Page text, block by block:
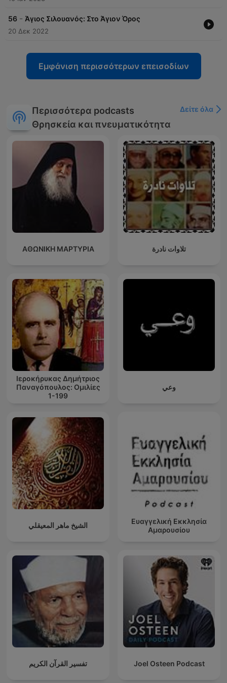
56 - Άγιος Σιλουανός: Στο Άγιον Όρος
20 Δεκ 2022
Εμφάνιση περισσότερων επεισοδίων
Περισσότερα podcasts
Θρησκεία και πνευματικότητα
Δείτε όλα
ΑΘΩΝΙΚΗ ΜΑΡΤΥΡΙΑ تلاوات نادرة
Ιεροκήρυκας Δημήτριος
Παναγόπουλος: Ομιλίες
1-199
وعي
الشيخ ماهر المعيقلي
Ευαγγελική Εκκλησία
Αμαρουσίου
تفسير القرآن الكريم Joel Osteen Podcast